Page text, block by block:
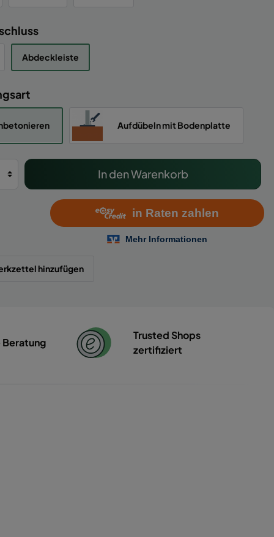
Abdeckleiste
Aufdübeln mit Bodenplatte
In den Warenkorb
hinzufügen
Beratung
Trusted Shops
zertifiziert